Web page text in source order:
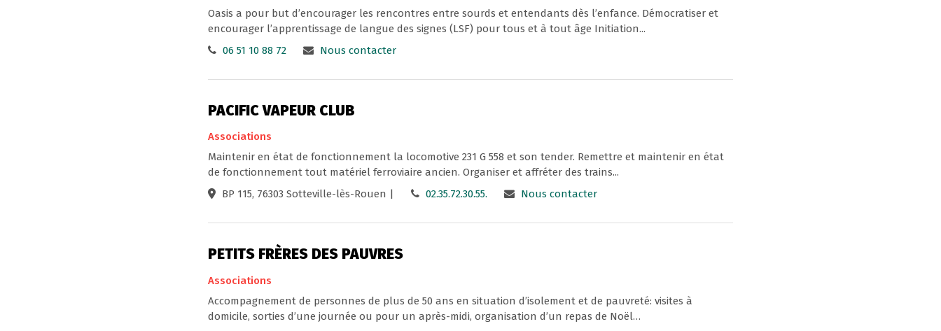
Oasis a pour but d’encourager les rencontres entre sourds et entendants dès l’enfance. Démocratiser et
encourager l’apprentissage de langue des signes (LSF) pour tous et à tout âge Initiation...
06 51 10 88 72
Nous contacter
PACIFIC VAPEUR CLUB
Associations
Maintenir en état de fonctionnement la locomotive 231 G 558 et son tender. Remettre et maintenir en état
de fonctionnement tout matériel ferroviaire ancien. Organiser et affréter des trains...
BP 115, 76303 Sotteville-lès-Rouen |
02.35.72.30.55. Nous contacter
PETITS FRÈRES DES PAUVRES
Associations
Accompagnement de personnes de plus de 50 ans en situation d’isolement et de pauvreté: visites à
domicile, sorties d’une journée ou pour un après-midi, organisation d’un repas de Noël…